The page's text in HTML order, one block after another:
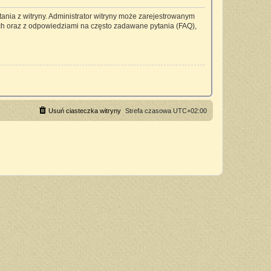
z witryny. Administrator witryny może zarejestrowanym
z odpowiedziami na często zadawane pytania (FAQ),
Strefa czasowa UTC+02:00
Usuń ciasteczka witryny